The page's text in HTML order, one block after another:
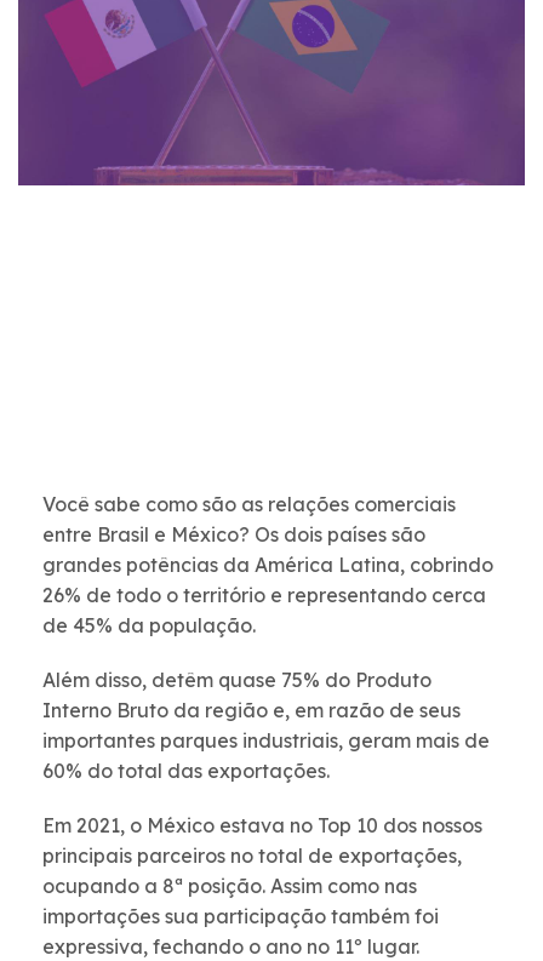
Você sabe como são as relações comerciais
entre Brasil e México? Os dois países são
grandes potências da América Latina, cobrindo
26% de todo o território e representando cerca
de 45% da população.
Além disso, detêm quase 75% do Produto
Interno Bruto da região e, em razão de seus
importantes parques industriais, geram mais de
60% do total das exportações.
Em 2021, o México estava no Top 10 dos nossos
principais parceiros no total de exportações,
ocupando a 8ª posição. Assim como nas
importações sua participação também foi
expressiva, fechando o ano no 11º lugar.